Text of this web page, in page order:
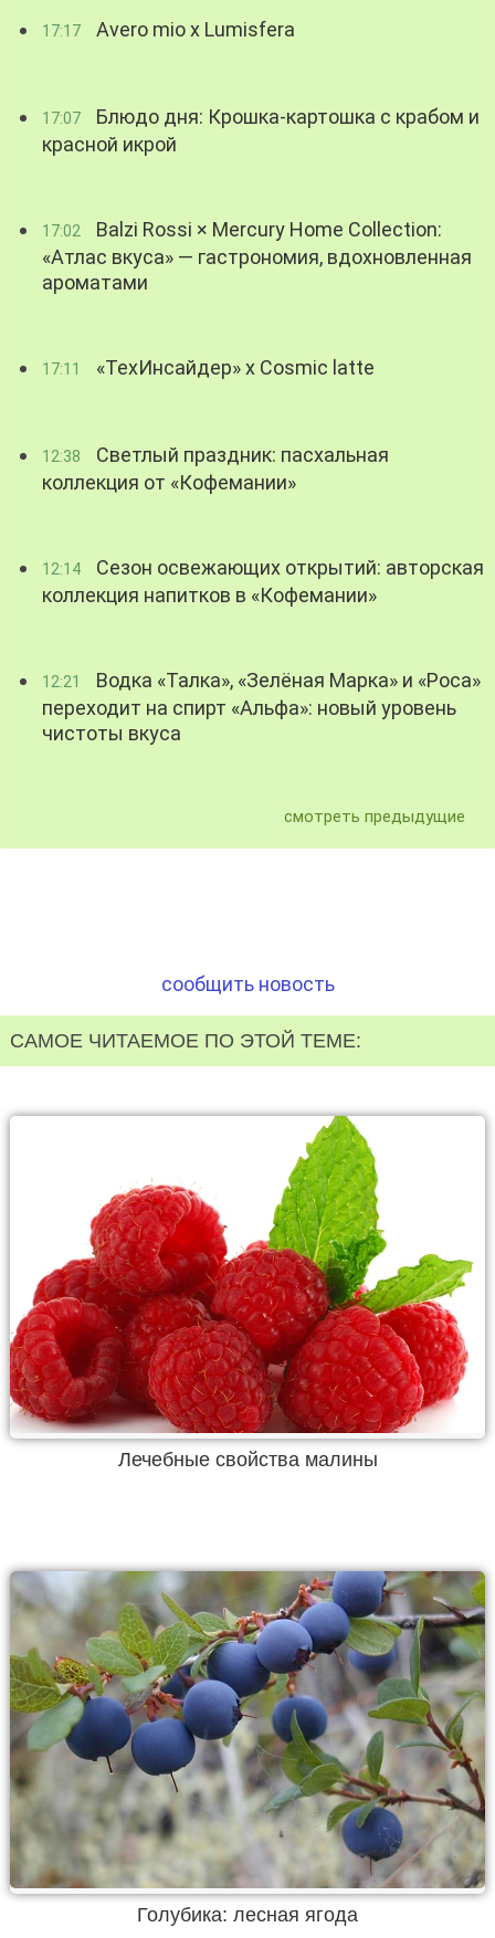
17:17 Avero mio x Lumisfera
17:07
Блюдо дня: Крошка-картошка с крабом и
красной икрой
17:02
Balzi Rossi × Mercury Home Collection:
«Атлас вкуса» — гастрономия, вдохновленная
ароматами
17:11 «ТехИнсайдер» х Cosmic latte
12:38
Светлый праздник: пасхальная
коллекция от «Кофемании»
12:14
Сезон освежающих открытий: авторская
коллекция напитков в «Кофемании»
12:21
Водка «Талка», «Зелёная Марка» и «Роса»
переходит на спирт «Альфа»: новый уровень
чистоты вкуса
смотреть предыдущие
сообщить новость
САМОЕ ЧИТАЕМОЕ ПО ЭТОЙ ТЕМЕ:
Лечебные свойства малины
Голубика: лесная ягода